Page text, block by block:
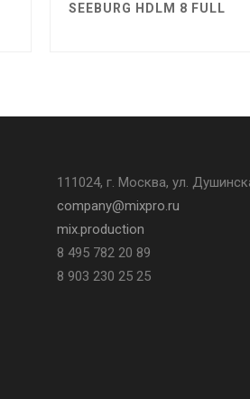
SEEBURG HDLM 8 FULL
111024, г. Москва, ул.
company@mixpro.ru
mix.production
8 495 782 20 89
8 903 230 25 25